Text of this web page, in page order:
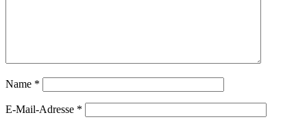
Name *
E-Mail-Adresse *